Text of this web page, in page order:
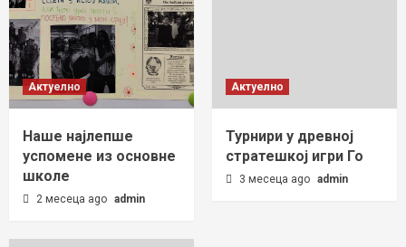
Актуелно
Наше најлепше
успомене из основне
школе
2 месеца ago admin
Актуелно
Турнири у древној
стратешкој игри Го
3 месеца ago admin